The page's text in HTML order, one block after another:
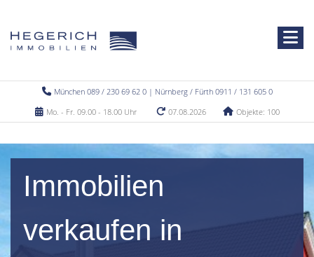
München 089 / 230 69 62 0 | Nürnberg / Fürth 0911 / 131 605 0
Mo. - Fr. 09.00 - 18.00 Uhr
07.08.2026 Objekte: 100
Immobilien
verkaufen in